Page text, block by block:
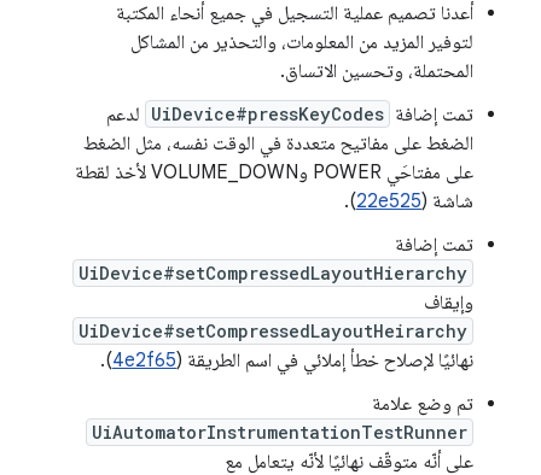
أعدنا تصميم عملية التسجيل في جميع أنحاء المكتبة
لتوفير المزيد من المعلومات، والتحذير من المشاكل
المحتملة، وتحسين الاتساق.
تمت إضافة UiDevice#pressKeyCodes لدعم
الضغط على مفاتيح متعددة في الوقت نفسه، مثل الضغط
على مفتاحَي POWER وVOLUME_DOWN لأخذ لقطة
شاشة (22e525
).
تمت إضافة
UiDevice#setCompressedLayoutHierarchy
وإيقاف
UiDevice#setCompressedLayoutHeirarchy
نهائيًا لإصلاح خطأ إملائي في اسم الطريقة (4e2f65
).
تم وضع علامة
UiAutomatorInstrumentationTestRunner
على أنّه متوقّف نهائيًا لأنّه يتعامل مع